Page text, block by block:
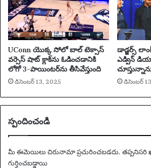
UConn యొక్క సోలో బాల్ టెక్సాస్
వర్సెస్ షాట్ క్లాక్‌ను ఓడించడానికి
లోగో 3-పాయింటర్‌ను తీసివేస్తుంది
డిసెంబర్ 13, 2025
డాడ్జర్స్
ఎడ్విన్
డిసెంబర్
స్పందించండి
మీ ఈమెయిలు చిరునామా ప్రచురించబడదు. తప్పనిసరి
గుర్తించబడ్డాయి